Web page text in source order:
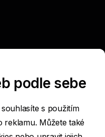
stránek
podle sebe
s použitím
reklamu. Můžete také